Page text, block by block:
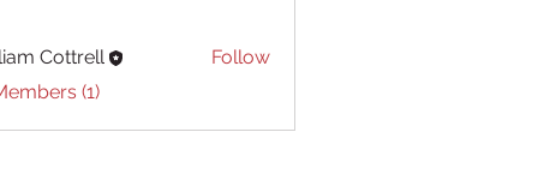
Cottrell
Follow
(1)